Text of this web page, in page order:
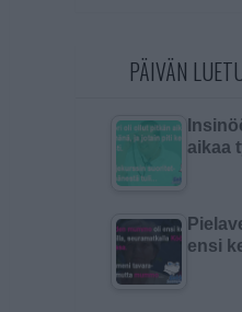
PÄIVÄN
aikaa
ensi